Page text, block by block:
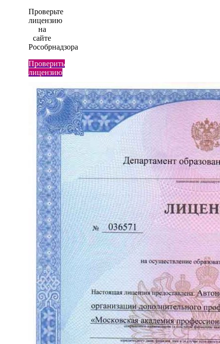
Проверьте
лицензию
на
сайте
Рособрнадзора
Проверить
лицензию